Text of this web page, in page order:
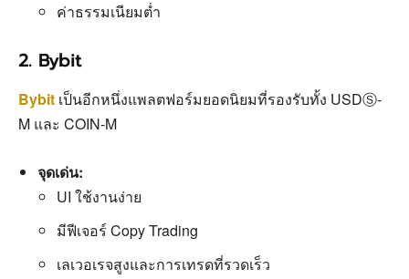
ค่าธรรมเนียมต่ำ
2. Bybit
Bybit เป็นอีกหนึ่งแพลตฟอร์มยอดนิยมที่รองรับทั้ง USDⓈ-
M และ COIN-M
จุดเด่น:
UI ใช้งานง่าย
มีฟีเจอร์ Copy Trading
เลเวอเรจสูงและการเทรดที่รวดเร็ว